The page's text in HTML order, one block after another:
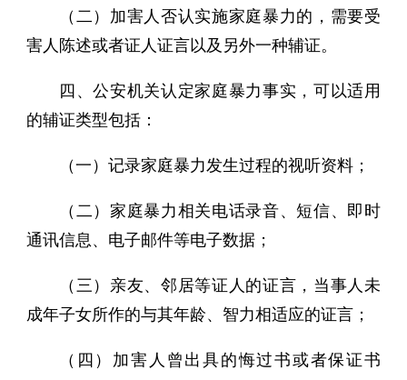
（二）加害人否认实施家庭暴力的，需要受
害人陈述或者证人证言以及另外一种辅证。
四、公安机关认定家庭暴力事实，可以适用
的辅证类型包括：
（一）记录家庭暴力发生过程的视听资料；
（二）家庭暴力相关电话录音、短信、即时
通讯信息、电子邮件等电子数据；
（三）亲友、邻居等证人的证言，当事人未
成年子女所作的与其年龄、智力相适应的证言；
（四）加害人曾出具的悔过书或者保证书